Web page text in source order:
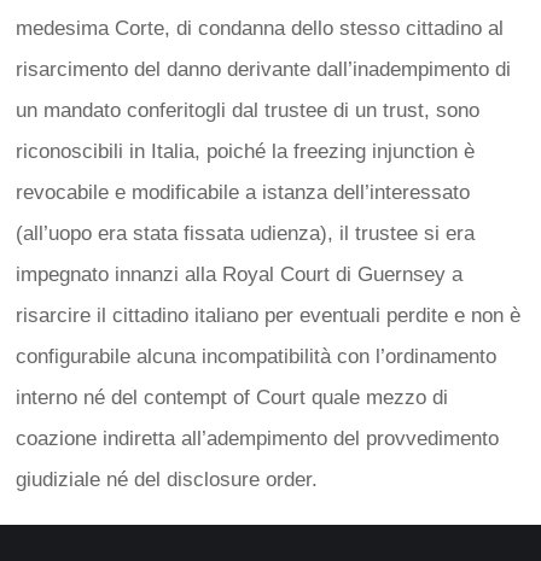
medesima Corte, di condanna dello stesso cittadino al
risarcimento del danno derivante dall’inadempimento di
un mandato conferitogli dal trustee di un trust, sono
riconoscibili in Italia, poiché la freezing injunction è
revocabile e modificabile a istanza dell’interessato
(all’uopo era stata fissata udienza), il trustee si era
impegnato innanzi alla Royal Court di Guernsey a
risarcire il cittadino italiano per eventuali perdite e non è
configurabile alcuna incompatibilità con l’ordinamento
interno né del contempt of Court quale mezzo di
coazione indiretta all’adempimento del provvedimento
giudiziale né del disclosure order.